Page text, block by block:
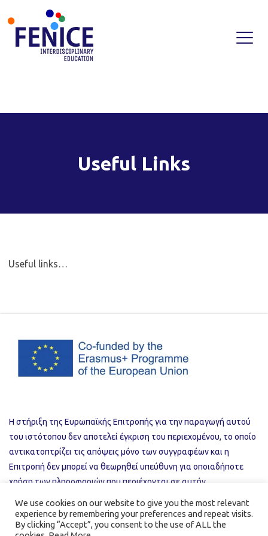
Useful Links
Useful links…
Η στήριξη της Ευρωπαϊκής Επιτροπής για την παραγωγή αυτού
του ιστότοπου δεν αποτελεί έγκριση του περιεχομένου, το οποίο
αντικατοπτρίζει τις απόψεις μόνο των συγγραφέων και η
Επιτροπή δεν μπορεί να θεωρηθεί υπεύθυνη για οποιαδήποτε
χρήση των πληροφοριών που περιέχονται σε αυτήν.
Privacy Policy Useful Links
We use cookies on our website to give you the most relevant
experience by remembering your preferences and repeat visits.
By clicking “Accept”, you consent to the use of ALL the